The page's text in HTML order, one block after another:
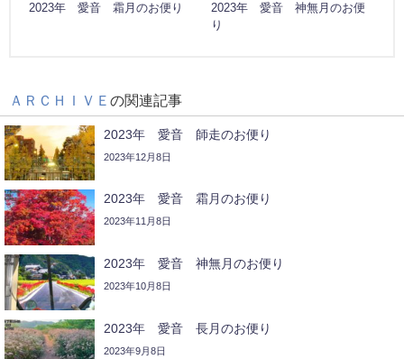
2023年 愛音 霜月のお便り
2023年 愛音 神無月のお便
り
ＡＲＣＨＩＶＥ の関連記事
2023年 愛音 師走のお便り
2023年12月8日
2023年 愛音 霜月のお便り
2023年11月8日
2023年 愛音 神無月のお便り
2023年10月8日
2023年 愛音 長月のお便り
2023年9月8日